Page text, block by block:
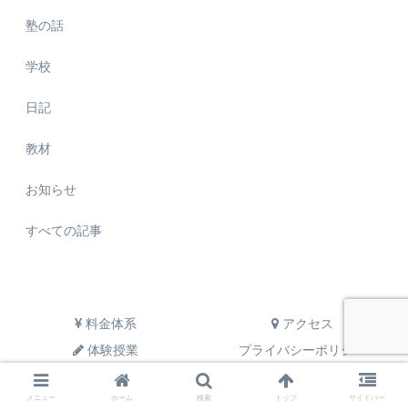
塾の話
学校
日記
教材
お知らせ
すべての記事
料金体系
アクセス
体験授業
プライバシーポリシー
© 2019 学習塾Q.
メニュー ホーム 検索 トップ サイドバー